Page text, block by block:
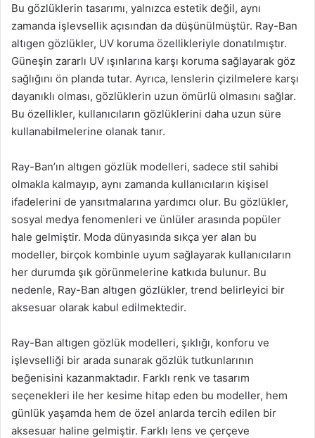
Bu gözlüklerin tasarımı, yalnızca estetik değil, aynı
zamanda işlevsellik açısından da düşünülmüştür. Ray-Ban
altıgen gözlükler, UV koruma özellikleriyle donatılmıştır.
Güneşin zararlı UV ışınlarına karşı koruma sağlayarak göz
sağlığını ön planda tutar. Ayrıca, lenslerin çizilmelere karşı
dayanıklı olması, gözlüklerin uzun ömürlü olmasını sağlar.
Bu özellikler, kullanıcıların gözlüklerini daha uzun süre
kullanabilmelerine olanak tanır.
Ray-Ban’ın altıgen gözlük modelleri, sadece stil sahibi
olmakla kalmayıp, aynı zamanda kullanıcıların kişisel
ifadelerini de yansıtmalarına yardımcı olur. Bu gözlükler,
sosyal medya fenomenleri ve ünlüler arasında popüler
hale gelmiştir. Moda dünyasında sıkça yer alan bu
modeller, birçok kombinle uyum sağlayarak kullanıcıların
her durumda şık görünmelerine katkıda bulunur. Bu
nedenle, Ray-Ban altıgen gözlükler, trend belirleyici bir
aksesuar olarak kabul edilmektedir.
Ray-Ban altıgen gözlük modelleri, şıklığı, konforu ve
işlevselliği bir arada sunarak gözlük tutkunlarının
beğenisini kazanmaktadır. Farklı renk ve tasarım
seçenekleri ile her kesime hitap eden bu modeller, hem
günlük yaşamda hem de özel anlarda tercih edilen bir
aksesuar haline gelmiştir. Farklı lens ve çerçeve